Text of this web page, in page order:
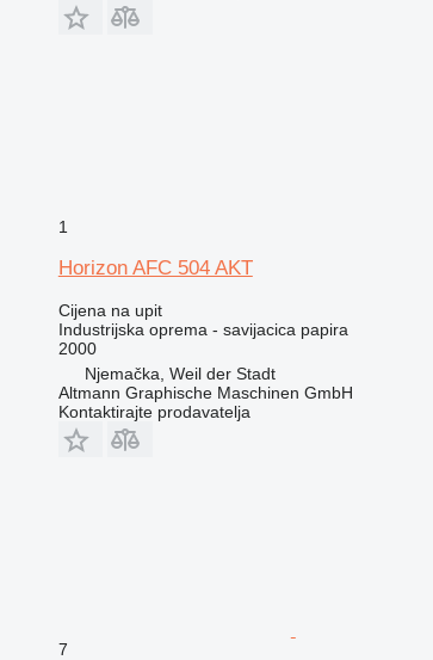
1
Horizon AFC 504 AKT
Cijena na upit
Industrijska oprema - savijacica papira
2000
Njemačka, Weil der Stadt
Altmann Graphische Maschinen GmbH
Kontaktirajte prodavatelja
7